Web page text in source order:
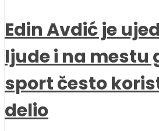
Edin Avdić je
ljude i na mestu
sport često
delio